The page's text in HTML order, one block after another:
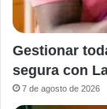
Gestionar
segura con
7 de agosto de 2026